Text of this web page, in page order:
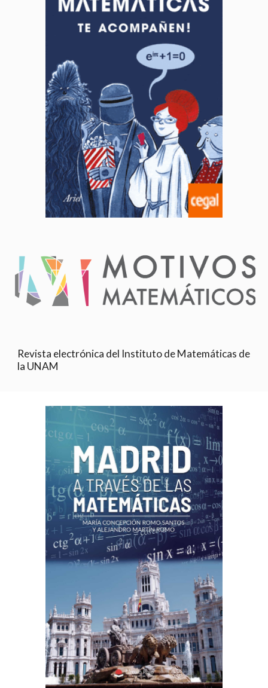
Revista electrónica del Instituto de Matemáticas de
la UNAM